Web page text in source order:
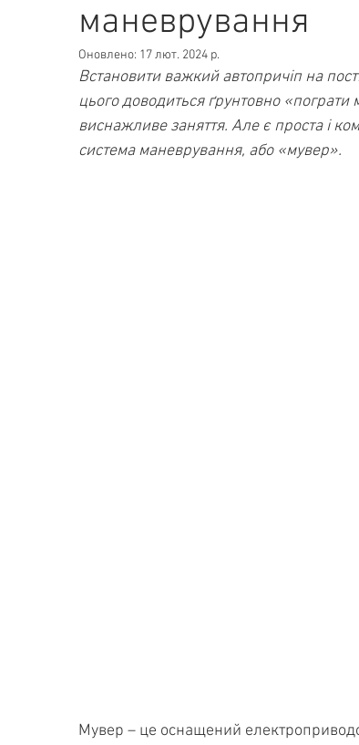
маневрування
Оновлено: 17 лют. 2024 р.
Встановити важкий автопричіп на
цього доводиться ґрунтовно «пограти
виснажливе заняття. Але є проста і
система маневрування, або «мувер».
Мувер – це оснащений